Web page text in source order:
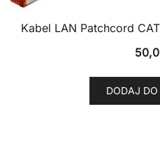
Kabel LAN Patchcord
DODAJ